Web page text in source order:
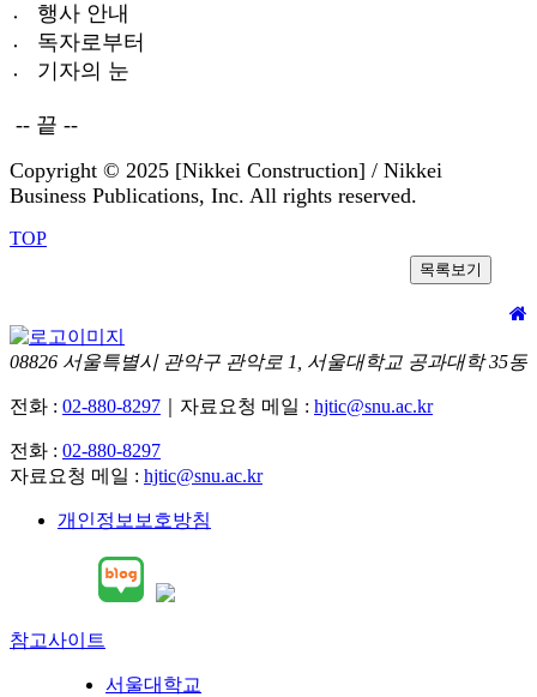
〮 행사 안내
〮 독자로부터
〮 기자의 눈
-- 끝 --
Copyright © 2025 [Nikkei Construction] / Nikkei
Business Publications, Inc. All rights reserved.
TOP
목록보기
08826 서울특별시 관악구 관악로 1, 서울대학교 공과대학 35동
전화 : 02-880-8297 ｜자료요청 메일 : hjtic@snu.ac.kr
전화 : 02-880-8297
자료요청 메일 : hjtic@snu.ac.kr
개인정보보호방침
참고사이트
서울대학교